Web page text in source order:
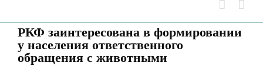
РКФ заинтересована в формировании
у населения ответственного
обращения с животными